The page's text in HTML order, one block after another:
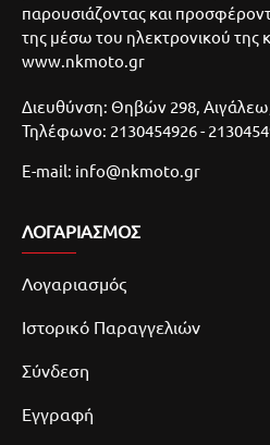
παρουσιάζοντας και
της μέσω του ηλεκτρονικού της
www.nkmoto.gr
Διευθύνση: Θηβών 298, Αιγάλεω,
Τηλέφωνο: 2130454926 -
E-mail: info@nkmoto.gr
ΛΟΓΑΡΙΑΣΜΌΣ
Λογαριασμός
Ιστορικό Παραγγελιών
Σύνδεση
Εγγραφή